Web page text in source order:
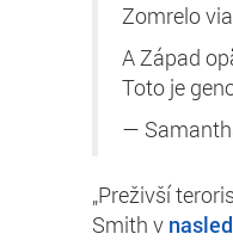
Zomrelo
A Západ
Toto je
—
„Preživší
Smith v